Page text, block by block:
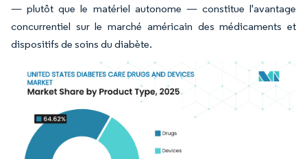
— plutôt que le matériel autonome — constitue l'avantage
concurrentiel sur le marché américain des médicaments et
dispositifs de soins du diabète.